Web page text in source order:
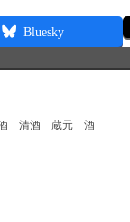
Bluesky
清酒 蔵元 酒